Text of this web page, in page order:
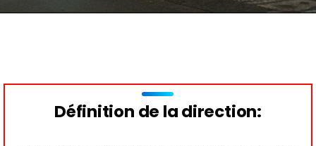
Définition de la direction: